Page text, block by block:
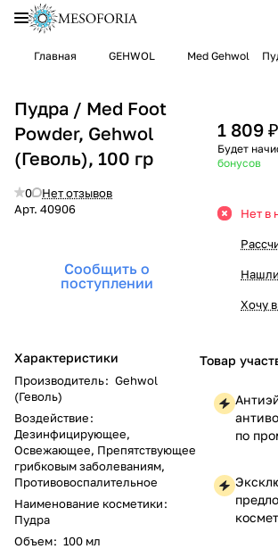
Главная GEHWOL Med Gehwol
Пудра / Med Foot
Powder, Gehwol
(Геволь), 100 гр
0
Нет отзывов
Арт. 40906
Сообщить о
поступлении
Характеристики
Производитель: Gehwol
(Геволь)
Воздействие:
Дезинфицирующее,
Освежающее, Препятствующее
грибковым заболеваниям,
Противовоспалительное
Наименование косметики:
Пудра
Объем: 100 мл
1 809 ₽
Будет
бонусов
Нет в
Хочу
Товар
по